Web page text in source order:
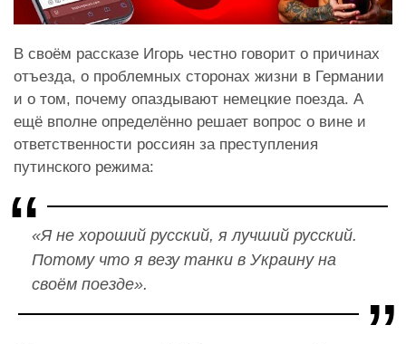
В своём рассказе Игорь честно говорит о причинах
отъезда, о проблемных сторонах жизни в Германии
и о том, почему опаздывают немецкие поезда. А
ещё вполне определённо решает вопрос о вине и
ответственности россиян за преступления
путинского режима:
«Я не хороший русский, я лучший русский.
Потому что я везу танки в Украину на
своём поезде».